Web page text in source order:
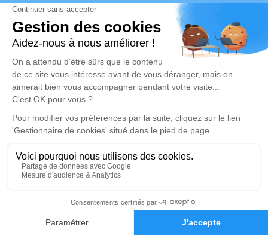
Faire-part Hommages
vos condoléances, partager des photos souvenirs, une
anecdote ou exprimer vos pensées à travers des
poèmes ou des textes. Cet endroit est un lieu
d'expression dédié à honorer la mémoire de Jacques
TOURREAU.
Un service de plantation d’arbre hommage est
disponible ici.
Je rends hommage
Crémation
Crématorium de Provence et Parc Mémorial
de Provence d'Aix-en-Provence